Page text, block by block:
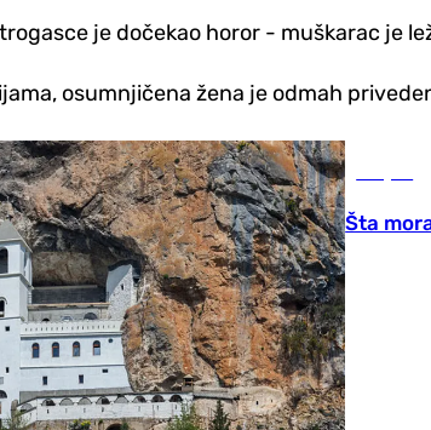
je dočekao horor - muškarac je
osumnjičena žena je odmah
Šta